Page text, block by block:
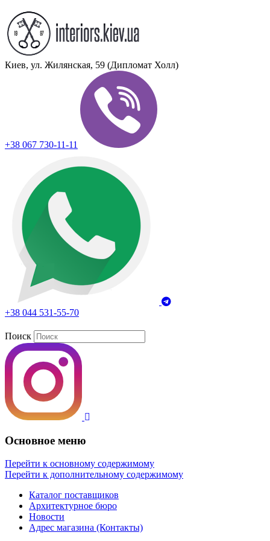
Киев, ул. Жилянская, 59 (Дипломат Холл)
+38 067 730-11-11
+38 044 531-55-70
Поиск
Основное меню
Перейти к основному содержимому
Перейти к дополнительному содержимому
Каталог поставщиков
Архитектурное бюро
Новости
Адрес магазина (Контакты)